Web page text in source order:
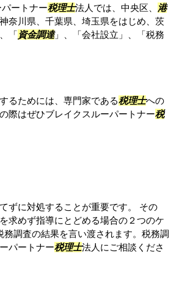
ートナー税理士法人では、中央区、 港
奈川県、千葉県、埼玉県をはじめ、茨
「資金調達」、「会社設立」、「税務
るためには、専門家である税理士への
際はぜひブレイクスルーパートナー税
ずに対処することが重要です。 その
求めず指導にとどめる場合の２つのケ
調査の結果を言い渡されます。税務調
パートナー税理士法人にご相談くださ